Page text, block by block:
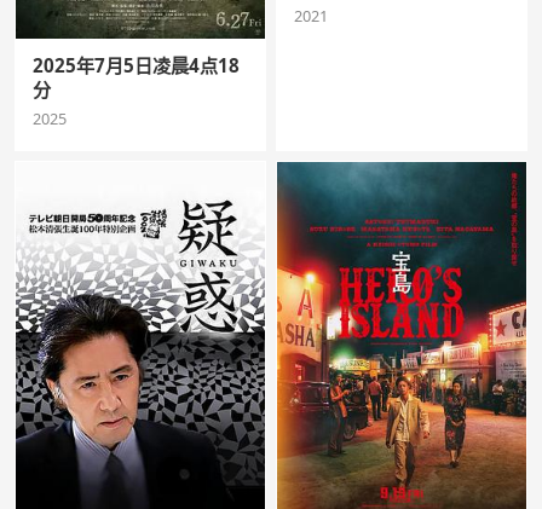
2025年7月5日凌晨4点18
分
2025
2021